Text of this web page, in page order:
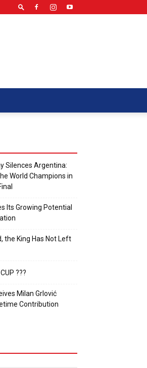
Silences Argentina:
World Champions in
Its Growing Potential
the King Has Not Left
???
Milan Grlović
Contribution